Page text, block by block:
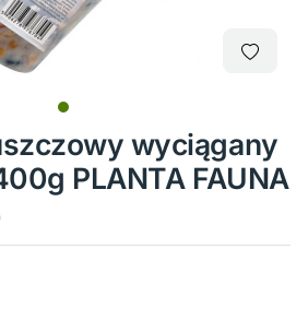
wyciągany
PLANTA FAUNA